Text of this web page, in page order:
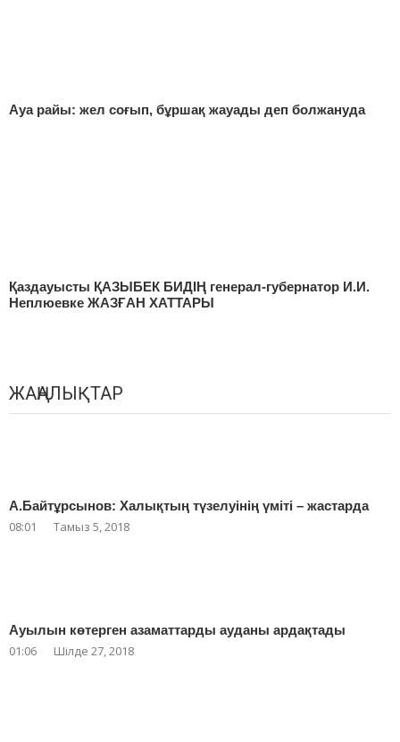
Ауа райы: жел соғып, бұршақ жауады деп болжануда
Қаздауысты ҚАЗЫБЕК БИДІҢ генерал-губернатор И.И.
Неплюевке ЖАЗҒАН ХАТТАРЫ
ЖАҢАЛЫҚТАР
А.Байтұрсынов: Халықтың түзелуінің үміті – жастарда
08:01 Тамыз 5, 2018
Ауылын көтерген азаматтарды ауданы ардақтады
01:06 Шілде 27, 2018